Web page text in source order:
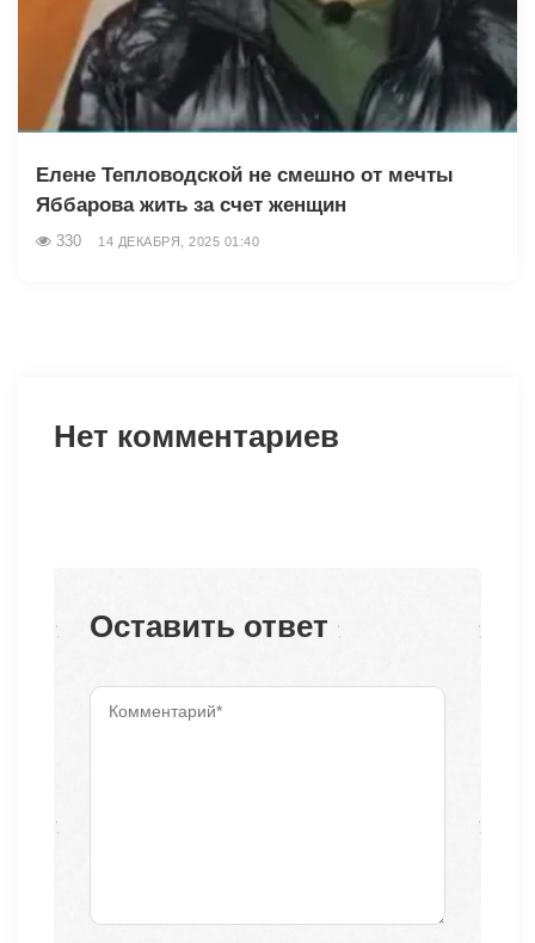
Елене Тепловодской не смешно от мечты
Яббарова жить за счет женщин
330 14 ДЕКАБРЯ, 2025 01:40
Нет комментариев
Оставить ответ